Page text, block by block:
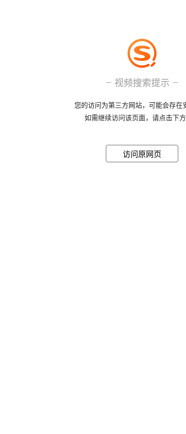
视频搜索提示
您的访问为第三方网站，可能会存在
如需继续访问该页面，请点击下
访问原网页